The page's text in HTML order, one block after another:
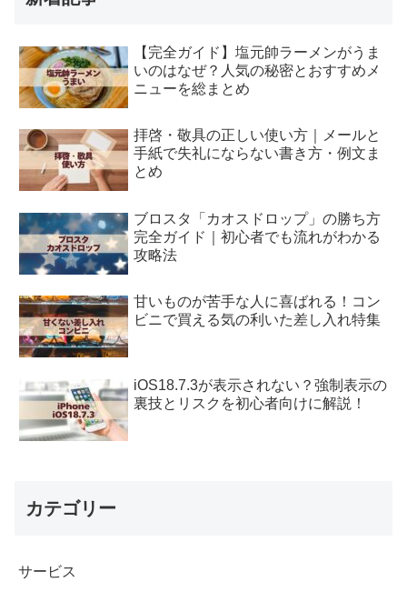
【完全ガイド】塩元帥ラーメンがうま
いのはなぜ？人気の秘密とおすすめメ
ニューを総まとめ
拝啓・敬具の正しい使い方｜メールと
手紙で失礼にならない書き方・例文ま
とめ
ブロスタ「カオスドロップ」の勝ち方
完全ガイド｜初心者でも流れがわかる
攻略法
甘いものが苦手な人に喜ばれる！コン
ビニで買える気の利いた差し入れ特集
iOS18.7.3が表示されない？強制表示の
裏技とリスクを初心者向けに解説！
カテゴリー
サービス